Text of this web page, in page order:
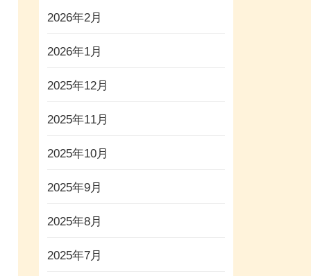
2026年2月
2026年1月
2025年12月
2025年11月
2025年10月
2025年9月
2025年8月
2025年7月